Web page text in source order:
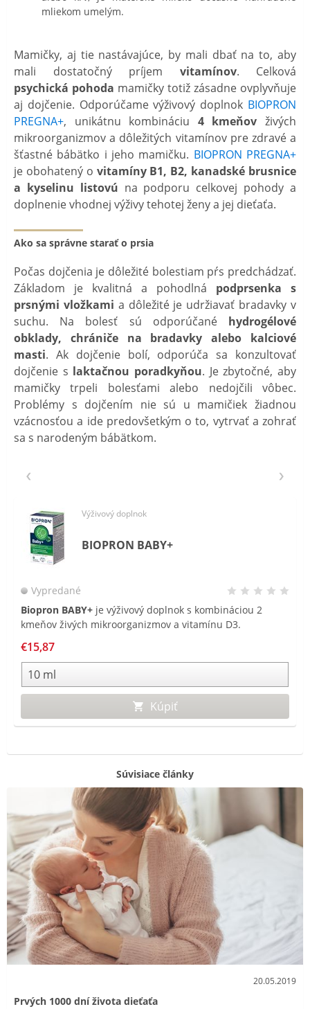
mliekom umelým.
Mamičky, aj tie nastávajúce, by mali dbať na to, aby
mali dostatočný príjem vitamínov. Celková
psychická pohoda mamičky totiž zásadne ovplyvňuje
aj dojčenie. Odporúčame výživový doplnok BIOPRON
PREGNA+, unikátnu kombináciu 4 kmeňov živých
mikroorganizmov a dôležitých vitamínov pre zdravé a
šťastné bábätko i jeho mamičku. BIOPRON PREGNA+
je obohatený o vitamíny B1, B2, kanadské brusnice
a kyselinu listovú na podporu celkovej pohody a
doplnenie vhodnej výživy tehotej ženy a jej dieťaťa.
Ako sa správne starať o prsia
Počas dojčenia je dôležité bolestiam pŕs predchádzať.
Základom je kvalitná a pohodlná podprsenka s
prsnými vložkami a dôležité je udržiavať bradavky v
suchu. Na bolesť sú odporúčané hydrogélové
obklady, chrániče na bradavky alebo kalciové
masti. Ak dojčenie bolí, odporúča sa konzultovať
dojčenie s laktačnou poradkyňou. Je zbytočné, aby
mamičky trpeli bolesťami alebo nedojčili vôbec.
Problémy s dojčením nie sú u mamičiek žiadnou
vzácnosťou a ide predovšetkým o to, vytrvať a zohrať
sa s narodeným bábätkom.
Výživový doplnok
BIOPRON BABY+
Vypredané
Biopron BABY+ je výživový doplnok s kombináciou 2
kmeňov živých mikroorganizmov a vitamínu D3.
na podporu obnovy rovnováhy črevného mikrobiomu.
Narušená rovnováha prirodzeného mikrobiomu môže byť
príčinou hnačky, kŕčov či nadúvania. Navyše je obohatený
o vitamín D3, ktorý prispieva k správnej funkcii
imunitného systému u detí a podporuje normálny rast a
vývoj kostí. Už od narodenia.
€15,87
Kúpiť
Súvisiace články
20.05.2019
Prvých 1000 dní života dieťaťa